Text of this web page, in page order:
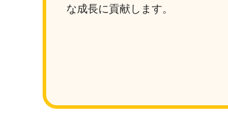
な成長に貢献します。